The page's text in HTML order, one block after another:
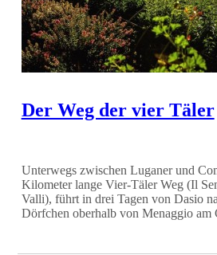
Der Weg der vier Täler
Unterwegs zwischen Luganer und
Kilometer lange Vier-Täler Weg (Il
Valli), führt in drei Tagen von Dasio
Dörfchen oberhalb von Menaggio am